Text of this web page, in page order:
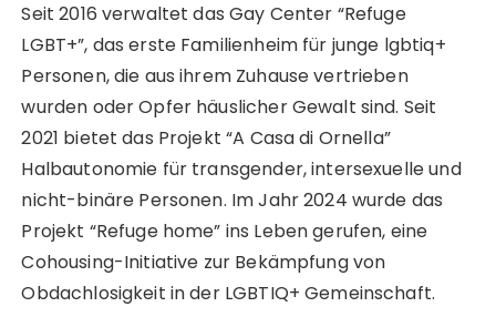
Seit 2016 verwaltet das Gay Center “Refuge
LGBT+”, das erste Familienheim für junge lgbtiq+
Personen, die aus ihrem Zuhause vertrieben
wurden oder Opfer häuslicher Gewalt sind. Seit
2021 bietet das Projekt “A Casa di Ornella”
Halbautonomie für transgender, intersexuelle und
nicht-binäre Personen. Im Jahr 2024 wurde das
Projekt “Refuge home” ins Leben gerufen, eine
Cohousing-Initiative zur Bekämpfung von
Obdachlosigkeit in der LGBTIQ+ Gemeinschaft.